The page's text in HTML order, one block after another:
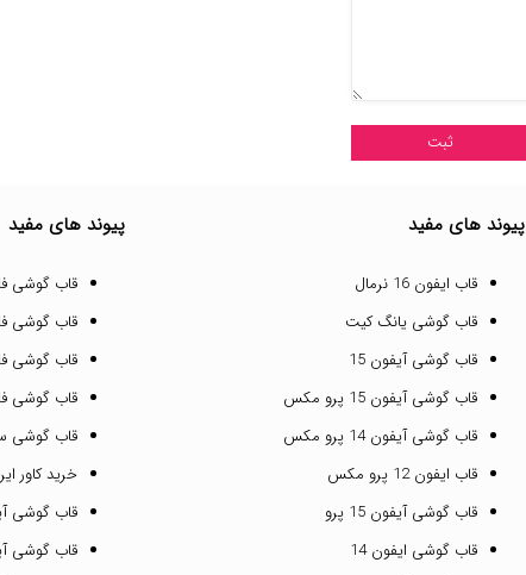
پیوند های مفید
قاب ایفون 16 نرمال
قاب گوشی یانگ کیت
قاب گوشی آیفون 15
قاب گوشی آیفون 15 پرو مکس
قاب گوشی آیفون 14 پرو مکس
قاب ایفون 12 پرو مکس
قاب گوشی آیفون 15 پرو
قاب گوشی ایفون 14
پیوند های مفید
قاب گوشی
قاب گوشی
قاب گوشی
قاب گوشی
قاب گوشی
خرید کاور
قاب گوشی آیفون
قاب گوشی